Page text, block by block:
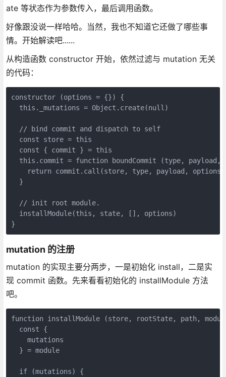
ate 等状态作为参数传入，最后调用函数。
好像跟没说一样哈哈。当然，我也不知道它还做了哪些事
情。开始解读吧......
从构造函数 constructor 开始，依然过滤与 mutation 无关
的代码：
constructor (options = {}) {
  this._mutations = Object.create(null)
  // bind commit and dispatch to self
  const store = this
  const { commit } = this
this.commit = function boundCommit (type, payload,
    return commit.call(store, type, payload, options)
  }
  // init root module.
  installModule(this, state, [], options)
}
mutation 的注册
mutation 的实现主要分两步，一是初始化 install，二是实
现 commit 函数。先来看看初始化的 installModule 方法
吧。
function installModule (store, rootState, path,
  const {
    mutations
  } = module
  if (mutations) {